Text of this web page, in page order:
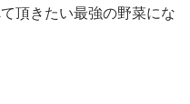
頂きたい最強の野菜にな